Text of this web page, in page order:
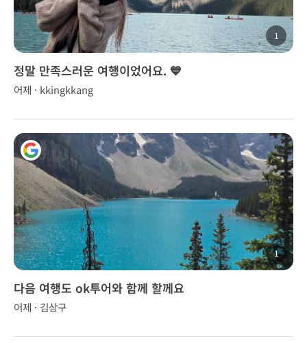
1
정말 만족스러운 여행이었어요. 💙
어제 · kkingkkang
1
다음 여행도 ok투어와 함께 할께요
어제 · 김상구